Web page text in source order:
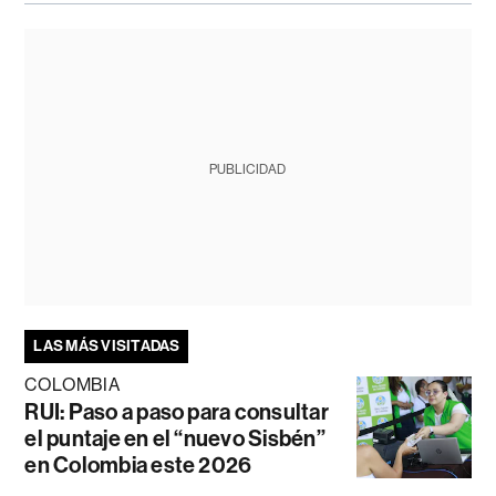
PUBLICIDAD
LAS MÁS VISITADAS
COLOMBIA
RUI: Paso a paso para consultar
el puntaje en el “nuevo Sisbén”
en Colombia este 2026